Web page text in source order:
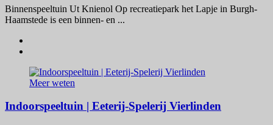
Binnenspeeltuin Ut Knienol Op recreatiepark het Lapje in Burgh-
Haamstede is een binnen- en ...
Meer weten
Indoorspeeltuin | Eeterij-Spelerij Vierlinden